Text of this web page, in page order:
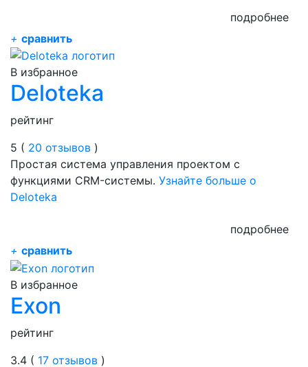
подробнее
+ сравнить
В избранное
Deloteka
рейтинг
5 ( 20 отзывов )
Простая система управления проектом с
функциями CRM-системы. Узнайте больше о
Deloteka
подробнее
+ сравнить
В избранное
Exon
рейтинг
3.4 ( 17 отзывов )